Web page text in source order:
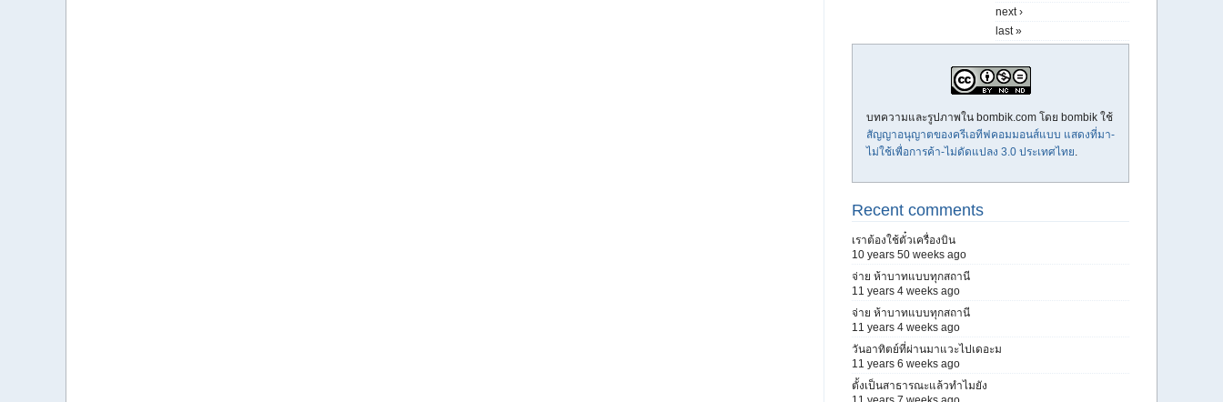
next ›
last »
บทความและรูปภาพใน bombik.com โดย bombik ใช้
สัญญาอนุญาตของครีเอทีฟคอมมอนส์แบบ แสดงที่มา-
ไม่ใช้เพื่อการค้า-ไม่ดัดแปลง 3.0 ประเทศไทย.
Recent comments
เราต้องใช้ตั๋วเครื่องบิน
10 years 50 weeks ago
จ่าย ห้าบาทแบบทุกสถานี
11 years 4 weeks ago
จ่าย ห้าบาทแบบทุกสถานี
11 years 4 weeks ago
วันอาทิตย์ที่ผ่านมาแวะไปเดอะม
11 years 6 weeks ago
ตั้งเป็นสาธารณะแล้วทำไมยัง